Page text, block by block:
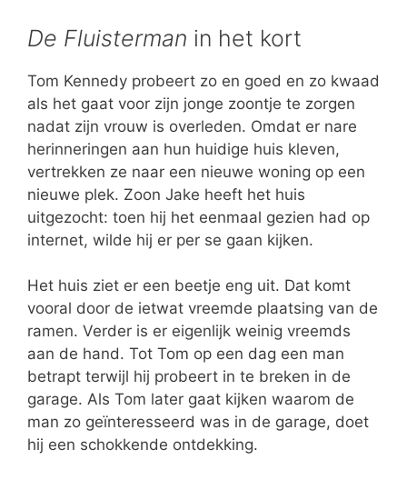
De Fluisterman in het kort
Tom Kennedy probeert zo en goed en zo kwaad
als het gaat voor zijn jonge zoontje te zorgen
nadat zijn vrouw is overleden. Omdat er nare
herinneringen aan hun huidige huis kleven,
vertrekken ze naar een nieuwe woning op een
nieuwe plek. Zoon Jake heeft het huis
uitgezocht: toen hij het eenmaal gezien had op
internet, wilde hij er per se gaan kijken.
Het huis ziet er een beetje eng uit. Dat komt
vooral door de ietwat vreemde plaatsing van de
ramen. Verder is er eigenlijk weinig vreemds
aan de hand. Tot Tom op een dag een man
betrapt terwijl hij probeert in te breken in de
garage. Als Tom later gaat kijken waarom de
man zo geïnteresseerd was in de garage, doet
hij een schokkende ontdekking.